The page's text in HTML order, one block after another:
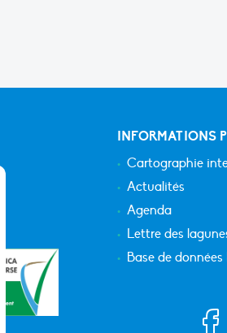
INFORMATIONS
Cartographie
Actualités
Agenda
Lettre des
Base de